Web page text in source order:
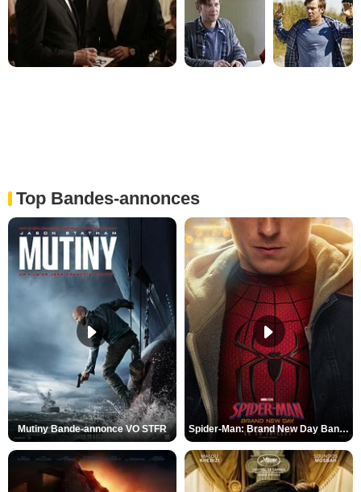
Top Bandes-annonces
Mutiny Bande-annonce VO STFR Spider-Man: Brand New Day Bande-annonce VO STFR